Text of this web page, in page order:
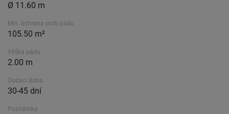
Ø 11.60 m
Min. ochrana proti pádu
105.50 m²
Výška pádu
2.00 m
Dodací doba.
30-45 dní
Poznámka